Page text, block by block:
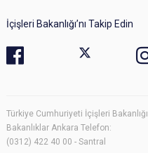
İçişleri Bakanlığı’nı Takip Edin
Türkiye Cumhuriyeti İçişleri Bakanlığı
Bakanlıklar Ankara Telefon:
(0312) 422 40 00 - Santral